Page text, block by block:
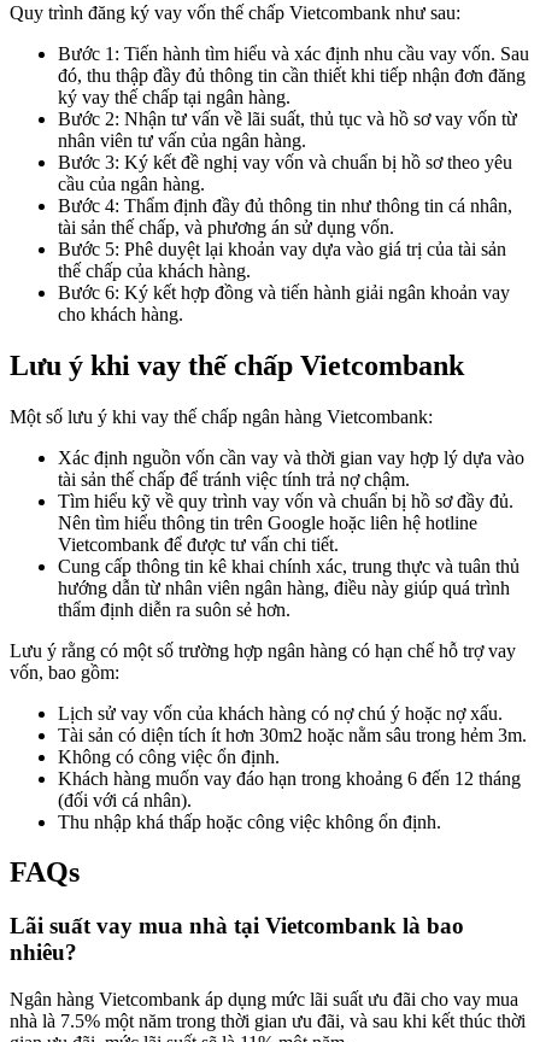
Quy trình đăng ký vay vốn thế chấp Vietcombank như sau:
Bước 1: Tiến hành tìm hiểu và xác định nhu cầu vay vốn. Sau
đó, thu thập đầy đủ thông tin cần thiết khi tiếp nhận đơn đăng
ký vay thế chấp tại ngân hàng.
Bước 2: Nhận tư vấn về lãi suất, thủ tục và hồ sơ vay vốn từ
nhân viên tư vấn của ngân hàng.
Bước 3: Ký kết đề nghị vay vốn và chuẩn bị hồ sơ theo yêu
cầu của ngân hàng.
Bước 4: Thẩm định đầy đủ thông tin như thông tin cá nhân,
tài sản thế chấp, và phương án sử dụng vốn.
Bước 5: Phê duyệt lại khoản vay dựa vào giá trị của tài sản
thế chấp của khách hàng.
Bước 6: Ký kết hợp đồng và tiến hành giải ngân khoản vay
cho khách hàng.
Lưu ý khi vay thế chấp Vietcombank
Một số lưu ý khi vay thế chấp ngân hàng Vietcombank:
Xác định nguồn vốn cần vay và thời gian vay hợp lý dựa vào
tài sản thế chấp để tránh việc tính trả nợ chậm.
Tìm hiểu kỹ về quy trình vay vốn và chuẩn bị hồ sơ đầy đủ.
Nên tìm hiểu thông tin trên Google hoặc liên hệ hotline
Vietcombank để được tư vấn chi tiết.
Cung cấp thông tin kê khai chính xác, trung thực và tuân thủ
hướng dẫn từ nhân viên ngân hàng, điều này giúp quá trình
thẩm định diễn ra suôn sẻ hơn.
Lưu ý rằng có một số trường hợp ngân hàng có hạn chế hỗ trợ vay
vốn, bao gồm:
Lịch sử vay vốn của khách hàng có nợ chú ý hoặc nợ xấu.
Tài sản có diện tích ít hơn 30m2 hoặc nằm sâu trong hẻm 3m.
Không có công việc ổn định.
Khách hàng muốn vay đáo hạn trong khoảng 6 đến 12 tháng
(đối với cá nhân).
Thu nhập khá thấp hoặc công việc không ổn định.
FAQs
Lãi suất vay mua nhà tại Vietcombank là bao
nhiêu?
Ngân hàng Vietcombank áp dụng mức lãi suất ưu đãi cho vay mua
nhà là 7.5% một năm trong thời gian ưu đãi, và sau khi kết thúc thời